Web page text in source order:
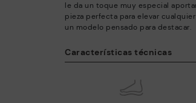
Características técnicas
le da un toque muy especial
pieza perfecta para elevar
un modelo pensado para destacar.